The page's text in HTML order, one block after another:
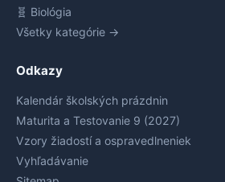
🧬 Biológia
Všetky kategórie →
Odkazy
Kalendár školských prázdnin
Maturita a Testovanie 9 (2027)
Vzory žiadostí a ospravedlneniek
Vyhľadávanie